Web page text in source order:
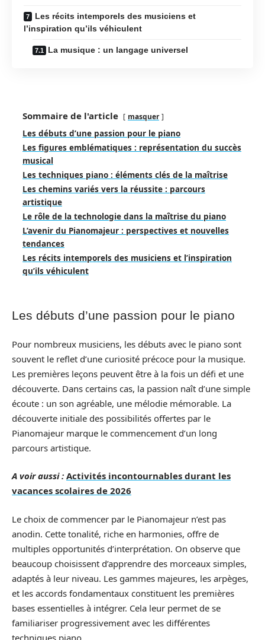
Les récits intemporels des musiciens et
l’inspiration qu’ils véhiculent
La musique : un langage universel
Sommaire de l'article masquer
Les débuts d’une passion pour le piano
Les figures emblématiques : représentation du succès
musical
Les techniques piano : éléments clés de la maîtrise
Les chemins variés vers la réussite : parcours
artistique
Le rôle de la technologie dans la maîtrise du piano
L’avenir du Pianomajeur : perspectives et nouvelles
tendances
Les récits intemporels des musiciens et l’inspiration
qu’ils véhiculent
Les débuts d’une passion pour le piano
Pour nombreux musiciens, les débuts avec le piano sont
souvent le reflet d’une curiosité précoce pour la musique.
Les premières leçons peuvent être à la fois un défi et une
découverte. Dans certains cas, la passion naît d’une simple
écoute : un son agréable, une mélodie mémorable. La
découverte initiale des possibilités offertes par le
Pianomajeur marque le commencement d’un long
parcours artistique.
A voir aussi : Activités incontournables durant les
vacances scolaires de 2026
Le choix de commencer par le Pianomajeur n’est pas
anodin. Cette tonalité, riche en harmonies, offre de
multiples opportunités d’interprétation. On observe que
beaucoup choisissent d’apprendre des morceaux simples,
adaptés à leur niveau. Les gammes majeures, les arpèges,
et les accords fondamentaux constituent les premières
bases essentielles à intégrer. Cela leur permet de se
familiariser progressivement avec les différentes
techniques piano.